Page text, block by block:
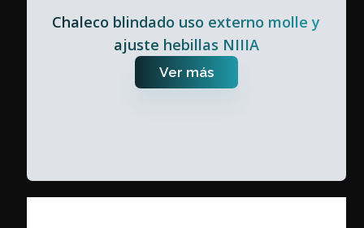
Chaleco blindado uso externo molle y
ajuste hebillas NIIIA
Ver más